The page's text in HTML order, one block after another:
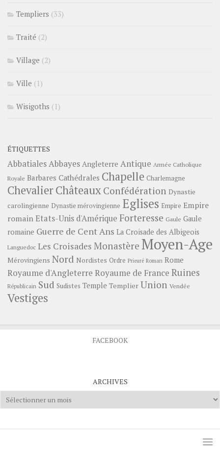
Templiers (33)
Traité (2)
Village (2)
Ville (1)
Wisigoths (1)
ÉTIQUETTES
AbbatialesAbbayes Angleterre Antique Armée Catholique
Royale Barbares Cathédrales Chapelle Charlemagne
ChevalierChâteauxConfédération Dynastie
carolingienne Dynastie mérovingienne Eglises Empire Empire
romainEtats-Unis d'Amérique Forteresse Gaule Gaule
romaine Guerre de Cent Ans La Croisade des Albigeois
Languedoc Les Croisades Monastère Moyen-Age
Mérovingiens Nord Nordistes Ordre Prieuré Roman Rome
Royaume d'Angleterre Royaume de France Ruines
Républicain Sud Sudistes Temple Templier Union Vendée
Vestiges
FACEBOOK
ARCHIVES
Archives